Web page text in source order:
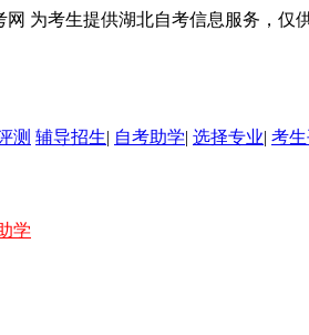
为考生提供湖北自考信息服务，仅
测 辅导招生| 自考助学| 选择专业| 考
学